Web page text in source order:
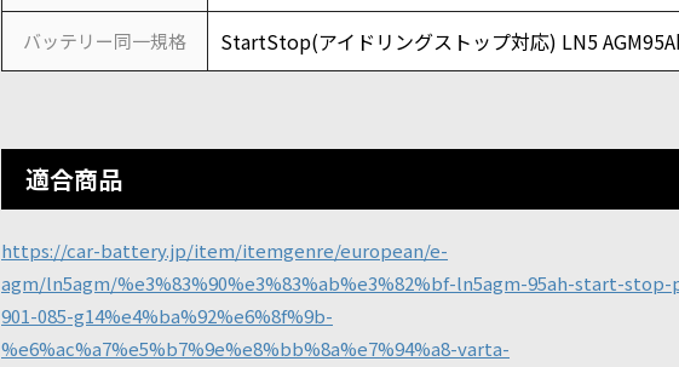
バッテリー同一規格 StartStop(アイドリングストップ対応) LN5
適合商品
https://car-battery.jp/item/itemgenre/european/e-
agm/ln5agm/%e3%83%90%e3%83%ab%e3%82%bf-ln5agm-95ah-start-stop-
901-085-g14%e4%ba%92%e6%8f%9b-
%e6%ac%a7%e5%b7%9e%e8%bb%8a%e7%94%a8-varta-